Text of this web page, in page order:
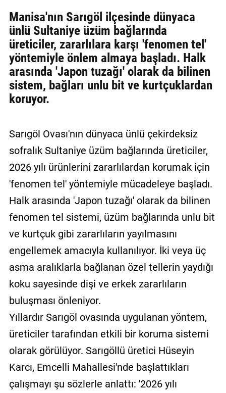
Künye
İletişim
Gizlilik
Politikası
Manisa'nın Sarıgöl ilçesinde dünyaca
ünlü Sultaniye üzüm bağlarında
üreticiler, zararlılara karşı 'fenomen tel'
yöntemiyle önlem almaya başladı. Halk
arasında 'Japon tuzağı' olarak da bilinen
sistem, bağları unlu bit ve kurtçuklardan
koruyor.
Sarıgöl Ovası'nın dünyaca ünlü çekirdeksiz
sofralık Sultaniye üzüm bağlarında üreticiler,
2026 yılı ürünlerini zararlılardan korumak için
'fenomen tel' yöntemiyle mücadeleye başladı.
Halk arasında 'Japon tuzağı' olarak da bilinen
fenomen tel sistemi, üzüm bağlarında unlu bit
ve kurtçuk gibi zararlıların yayılmasını
engellemek amacıyla kullanılıyor. İki veya üç
asma aralıklarla bağlanan özel tellerin yaydığı
koku sayesinde dişi ve erkek zararlıların
buluşması önleniyor.
Yıllardır Sarıgöl ovasında uygulanan yöntem,
üreticiler tarafından etkili bir koruma sistemi
olarak görülüyor. Sarıgöllü üretici Hüseyin
Karcı, Emcelli Mahallesi'nde başlattıkları
çalışmayı şu sözlerle anlattı: '2026 yılı